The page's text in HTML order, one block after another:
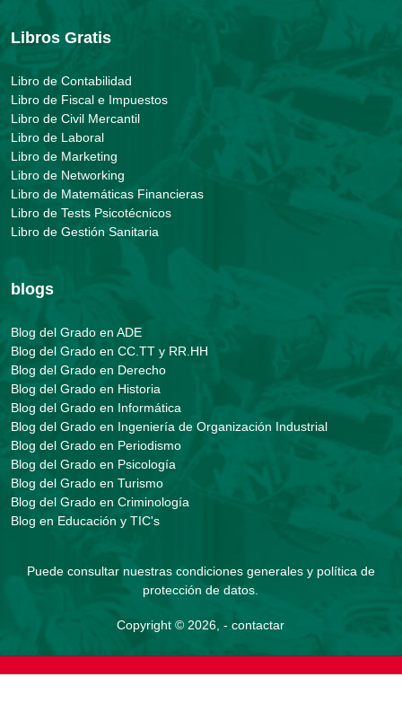
Libros Gratis
Libro de Contabilidad
Libro de Fiscal e Impuestos
Libro de Civil Mercantil
Libro de Laboral
Libro de Marketing
Libro de Networking
Libro de Matemáticas Financieras
Libro de Tests Psicotécnicos
Libro de Gestión Sanitaria
blogs
Blog del Grado en ADE
Blog del Grado en CC.TT y RR.HH
Blog del Grado en Derecho
Blog del Grado en Historia
Blog del Grado en Informática
Blog del Grado en Ingeniería de Organización Industrial
Blog del Grado en Periodismo
Blog del Grado en Psicología
Blog del Grado en Turismo
Blog del Grado en Criminología
Blog en Educación y TIC's
Puede consultar nuestras condiciones generales y política de
protección de datos.
Copyright © 2026, -contactar